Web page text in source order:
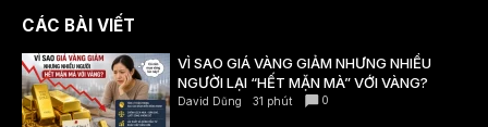
CÁC BÀI VIẾT
VÌ SAO GIÁ VÀNG GIẢM NHƯNG NHIỀU
NGƯỜI LẠI “HẾT MẶN MÀ” VỚI VÀNG?
David Dũng 31 phút 0